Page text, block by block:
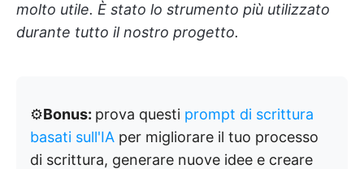
molto utile. È stato lo strumento più utilizzato
durante tutto il nostro progetto.
⚙️Bonus: prova questi prompt di scrittura
basati sull'IA per migliorare il tuo processo
di scrittura, generare nuove idee e creare